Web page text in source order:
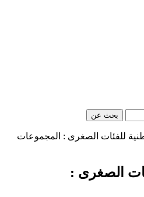
بحث عن
للفئات الصغرى : المجموعات
الصغرى :